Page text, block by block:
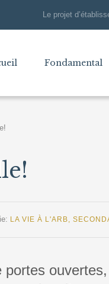
Le projet
Fondamental
LA VIE À L'ARB,
portes